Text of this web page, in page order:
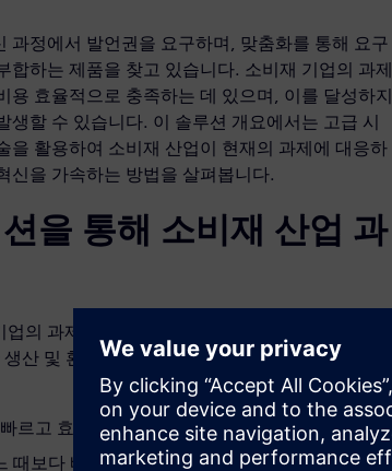
과정에서 발언권을 요구하며, 맞춤화를 통해 요구
합하는 제품을 찾고 있습니다. 소비재 기업의 과제
용 효율적으로 충족하는 데 있으며, 이를 달성하지
생할 수 있습니다. 이 솔루션 개요에서는 고급 시
을 활용하여 소비재 산업이 현재의 과제에 대응하
신을 가속하는 방법을 살펴봅니다.
을 통해 소비재 산업 과
의 과제를 기회로 전환하여 신속한 추세 적응, 시
산 및 환경적 책임을 실현하는 방법을 알아보십
르고 효과적인 적응으로 앞서 나갑니다.
때보다 빠르게 제품을 출시합니다.